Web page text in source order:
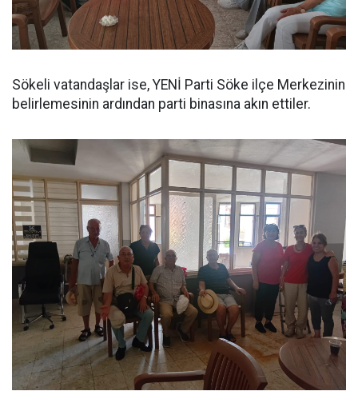
Sökeli vatandaşlar ise, YENİ Parti Söke ilçe Merkezinin
belirlemesinin ardından parti binasına akın ettiler.